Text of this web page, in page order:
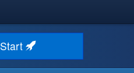
Start